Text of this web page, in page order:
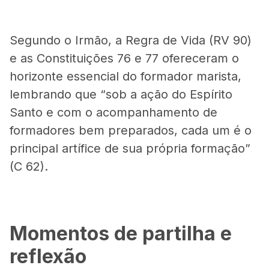
Segundo o Irmão, a Regra de Vida (RV 90)
e as Constituições 76 e 77 ofereceram o
horizonte essencial do formador marista,
lembrando que “sob a ação do Espírito
Santo e com o acompanhamento de
formadores bem preparados, cada um é o
principal artífice de sua própria formação”
(C 62).
Momentos de partilha e
reflexão